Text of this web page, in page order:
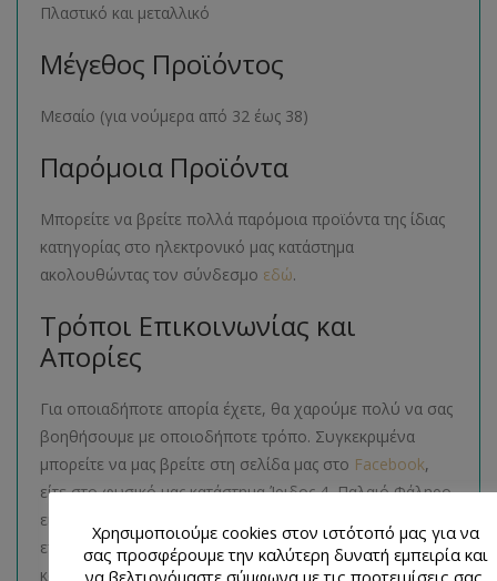
Πλαστικό και μεταλλικό
Μέγεθος Προϊόντος
Μεσαίο (για νούμερα από 32 έως 38)
Παρόμοια Προϊόντα
Μπορείτε να βρείτε πολλά παρόμοια προϊόντα της ίδιας
κατηγορίας στο ηλεκτρονικό μας κατάστημα
ακολουθώντας τον σύνδεσμο εδώ.
Τρόποι Επικοινωνίας και
Απορίες
Για οποιαδήποτε απορία έχετε, θα χαρούμε πολύ να σας
βοηθήσουμε με οποιοδήποτε τρόπο. Συγκεκριμένα
μπορείτε να μας βρείτε στη σελίδα μας στο Facebook,
είτε στο φυσικό μας κατάστημα Ίριδος 4, Παλαιό Φάληρο,
είτε τηλεφωνικά στο 2109842836. Όποιον τρόπο και να
επιλέξετε είμαστε πάντα διαθέσιμοι να σας βοηθήσουμε
και να σας συμβουλέψουμε ώστε να ολοκληρώσετε τις
Χρησιμοποιούμε cookies στον ιστότοπό μας για να
σας προσφέρουμε την καλύτερη δυνατή εμπειρία και